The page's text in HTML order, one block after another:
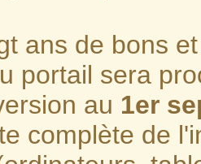
ans de bons
portail sera
au 1er
complète de